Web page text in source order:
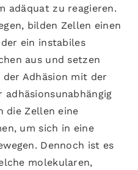
adäquat zu reagieren.
bilden Zellen einen
ein instabiles
aus und setzen
der Adhäsion mit der
adhäsionsunabhängig
die Zellen eine
um sich in eine
Dennoch ist es
molekularen,